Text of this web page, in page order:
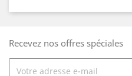
Recevez nos offres spéciales